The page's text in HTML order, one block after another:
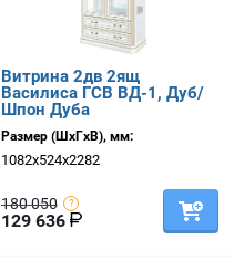
Витрина 2дв 2ящ
Василиса ГСВ ВД-1, Дуб/
Шпон Дуба
Размер (ШхГхВ), мм:
1082х524х2282
180 050
129 636